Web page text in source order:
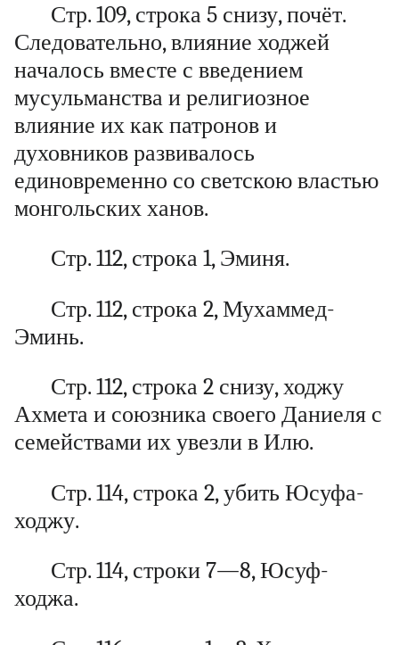
Стр. 109, строка 5 снизу, почёт.
Следовательно, влияние ходжей
началось вместе с введением
мусульманства и религиозное
влияние их как патронов и
духовников развивалось
единовременно со светскою властью
монгольских ханов.
Стр. 112, строка 1, Эминя.
Стр. 112, строка 2, Мухаммед-
Эминь.
Стр. 112, строка 2 снизу, ходжу
Ахмета и союзника своего Даниеля с
семействами их увезли в Илю.
Стр. 114, строка 2, убить Юсуфа-
ходжу.
Стр. 114, строки 7—8, Юсуф-
ходжа.